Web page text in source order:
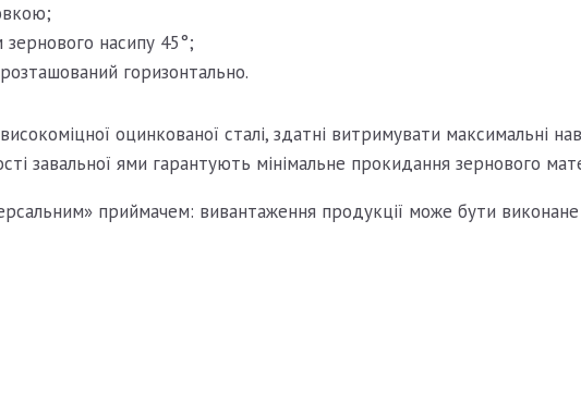
зернового насипу 45°;
горизонтально.
оцинкованої сталі, здатні витримувати максимальні
завальної ями гарантують мінімальне прокидання зернового
приймачем: вивантаження продукції може бути